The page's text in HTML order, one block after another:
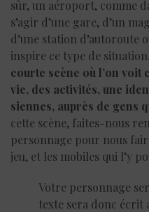
sûr, un aéroport, comme
s’agir d’une gare, d’un
d’une station d’autoroute
inspire ce type de situation.
courte scène où l’on voit
vie, des activités, une
siennes, auprès de gens
cette scène, faites-nous
personnage pour nous
jeu, et les mobiles qui l’y
Votre personnage
texte sera donc écrit